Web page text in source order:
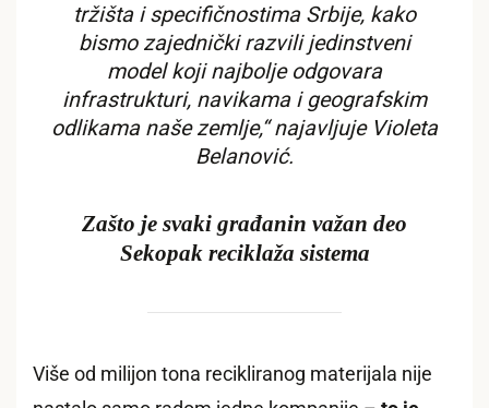
tržišta i specifičnostima Srbije, kako
bismo zajednički razvili jedinstveni
model koji najbolje odgovara
infrastrukturi, navikama i geografskim
odlikama naše zemlje,“ najavljuje Violeta
Belanović.
Zašto je svaki građanin važan deo
Sekopak reciklaža sistema
Više od milijon tona recikliranog materijala nije